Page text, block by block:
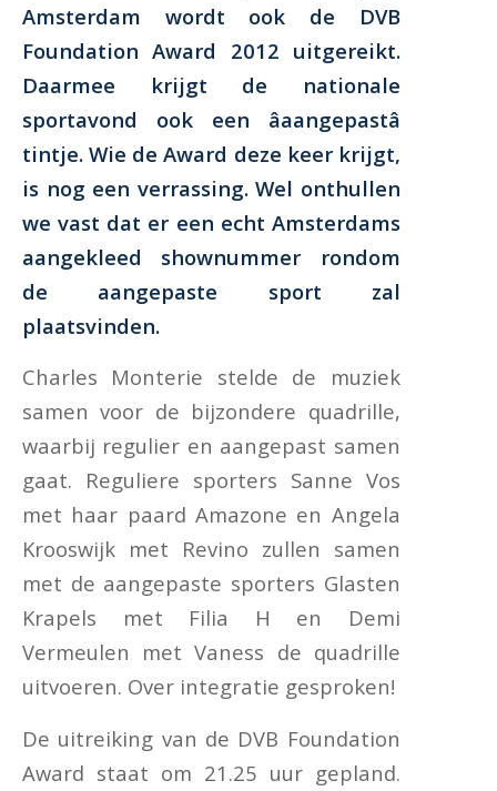
Amsterdam wordt ook de DVB
Foundation Award 2012 uitgereikt.
Daarmee krijgt de nationale
sportavond ook een âaangepastâ
tintje. Wie de Award deze keer krijgt,
is nog een verrassing. Wel onthullen
we vast dat er een echt Amsterdams
aangekleed shownummer rondom
de aangepaste sport zal
plaatsvinden.
Charles Monterie stelde de muziek
samen voor de bijzondere quadrille,
waarbij regulier en aangepast samen
gaat. Reguliere sporters Sanne Vos
met haar paard Amazone en Angela
Krooswijk met Revino zullen samen
met de aangepaste sporters Glasten
Krapels met Filia H en Demi
Vermeulen met Vaness de quadrille
uitvoeren. Over integratie gesproken!
De uitreiking van de DVB Foundation
Award staat om 21.25 uur gepland.